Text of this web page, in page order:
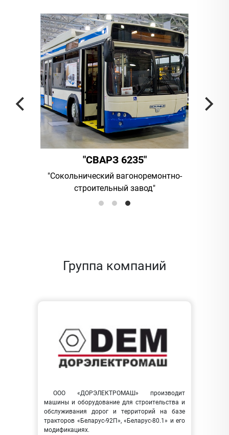
"СВАРЗ 6235"
"Сокольнический вагоноремонтно-
строительный завод"
Группа компаний
ООО «ДОРЭЛЕКТРОМАШ» производит
машины и оборудование для строительства и
обслуживания дорог и территорий на базе
тракторов «Беларус-92П», «Беларус-80.1» и его
модификациях.